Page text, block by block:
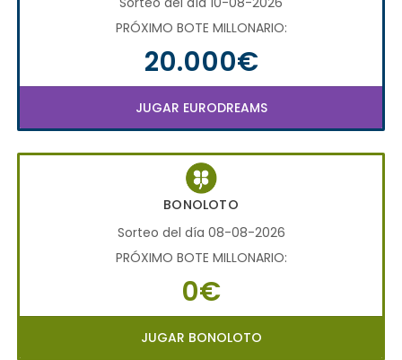
PRÓXIMO BOTE MILLONARIO:
20.000€
JUGAR EURODREAMS
BONOLOTO
Sorteo del día 08-08-2026
PRÓXIMO BOTE MILLONARIO:
0€
JUGAR BONOLOTO